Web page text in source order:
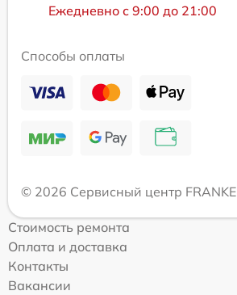
Ежедневно с 9:00 до 21:00
Способы оплаты
© 2026 Сервисный центр FRANKE
Стоимость ремонта
Оплата и доставка
Контакты
Вакансии